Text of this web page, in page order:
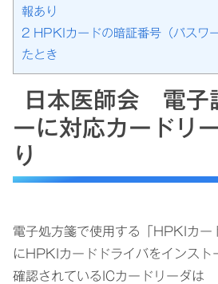
報あり
2 HPKIカードの暗証番号（パスワ
たとき
日本医師会 電子
ーに対応カードリ
り
電子処方箋で使用する「HPKIカー
にHPKIカードドライバをインスト
確認されているICカードリーダ